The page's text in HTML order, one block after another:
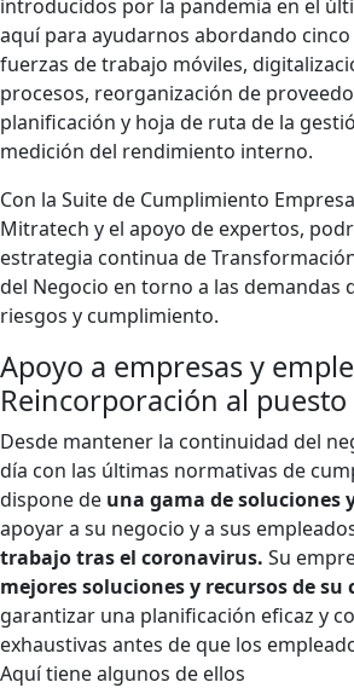
introducidos por la pandemia en el
aquí para ayudarnos abordando cinco
fuerzas de trabajo móviles,
procesos, reorganización de
planificación y hoja de ruta de la
medición del rendimiento interno.
Con la Suite de Cumplimiento
Mitratech y el apoyo de expertos,
estrategia continua de
del Negocio en torno a las demandas
riesgos y cumplimiento.
Apoyo a empresas y
Reincorporación al
Desde mantener la continuidad del
día con las últimas normativas de
dispone de una gama de soluciones
apoyar a su negocio y a sus
trabajo tras el coronavirus. Su
mejores soluciones y recursos de su
garantizar una planificación eficaz y
exhaustivas antes de que los
Aquí tiene algunos de ellos